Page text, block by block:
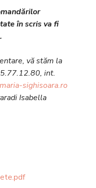
în scris va fi
vă stăm la
int.
sighisoara.ro
Isabella